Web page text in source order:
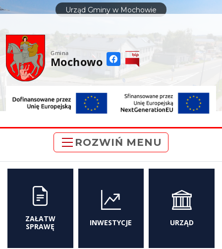
treści
Urząd Gminy w Mochowie
Gmina
Mochowo
ROZWIŃ MENU
ZAŁATW
SPRAWĘ
INWESTYCJE URZĄD